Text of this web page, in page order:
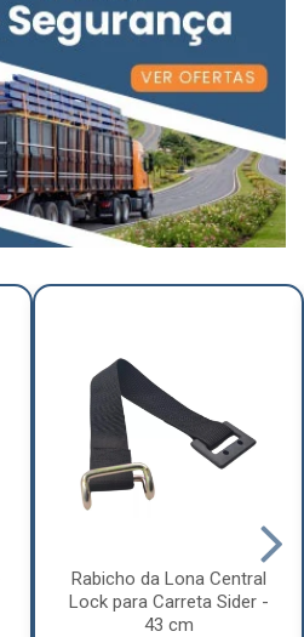
Rabicho da Lona Central
Lock para Carreta Sider -
43 cm